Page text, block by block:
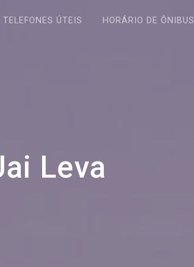
TELEFONES ÚTEIS HORÁRIO DE ÔNIBUS
Leva